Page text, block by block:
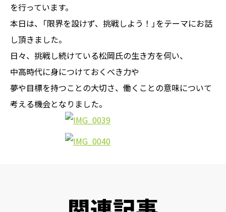
を行っています。
本日は、「限界を設けず、挑戦しよう！」をテーマにお話
し頂きました。
日々、挑戦し続けている松岡氏の生き方を伺い、
中高時代に身につけておくべき力や
夢や目標を持つことの大切さ、働くことの意味について
考える機会となりました。